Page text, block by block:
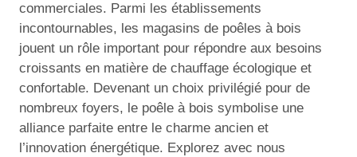
commerciales. Parmi les établissements
incontournables, les magasins de poêles à bois
jouent un rôle important pour répondre aux besoins
croissants en matière de chauffage écologique et
confortable. Devenant un choix privilégié pour de
nombreux foyers, le poêle à bois symbolise une
alliance parfaite entre le charme ancien et
l’innovation énergétique. Explorez avec nous